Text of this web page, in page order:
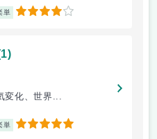
単 4
変化、世界...
単 5